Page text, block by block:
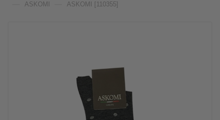
ASKOMI ASKOMI [110355]